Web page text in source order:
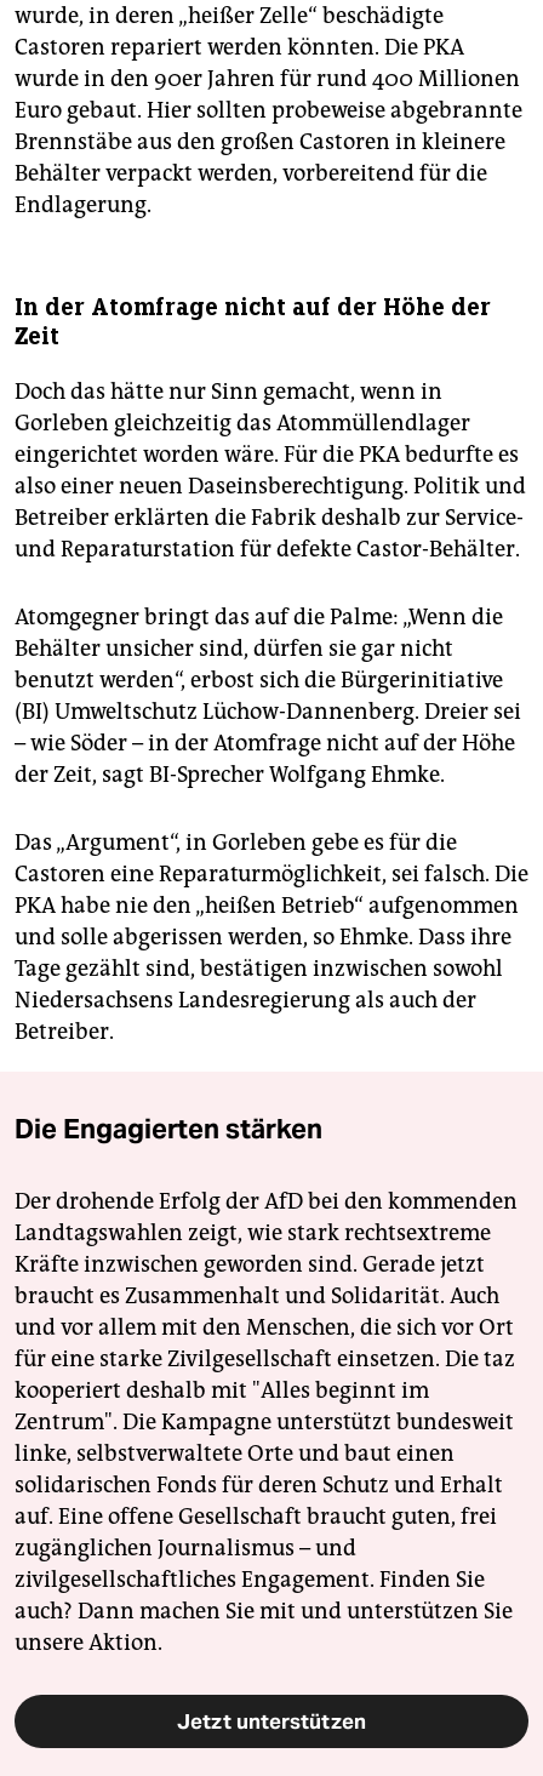
wurde, in deren „heißer Zelle“ beschädigte
Castoren repariert werden könnten. Die PKA
wurde in den 90er Jahren für rund 400 Millionen
Euro gebaut. Hier sollten probeweise abgebrannte
Brennstäbe aus den großen Castoren in kleinere
Behälter verpackt werden, vorbereitend für die
Endlagerung.
In der Atomfrage nicht auf der Höhe der
Zeit
Doch das hätte nur Sinn gemacht, wenn in
Gorleben gleichzeitig das Atommüllendlager
eingerichtet worden wäre. Für die PKA bedurfte es
also einer neuen Daseinsberechtigung. Politik und
Betreiber erklärten die Fabrik deshalb zur Service-
und Reparaturstation für defekte Castor-Behälter.
Atomgegner bringt das auf die Palme: „Wenn die
Behälter unsicher sind, dürfen sie gar nicht
benutzt werden“, erbost sich die Bürgerinitiative
(BI) Umweltschutz Lüchow-Dannenberg. Dreier sei
– wie Söder – in der Atomfrage nicht auf der Höhe
der Zeit, sagt BI-Sprecher Wolfgang Ehmke.
Das „Argument“, in Gorleben gebe es für die
Castoren eine Reparaturmöglichkeit, sei falsch. Die
PKA habe nie den „heißen Betrieb“ aufgenommen
und solle abgerissen werden, so Ehmke. Dass ihre
Tage gezählt sind, bestätigen inzwischen sowohl
Niedersachsens Landesregierung als auch der
Betreiber.
Die Engagierten stärken
Der drohende Erfolg der AfD bei den kommenden
Landtagswahlen zeigt, wie stark rechtsextreme
Kräfte inzwischen geworden sind. Gerade jetzt
braucht es Zusammenhalt und Solidarität. Auch
und vor allem mit den Menschen, die sich vor Ort
für eine starke Zivilgesellschaft einsetzen. Die taz
kooperiert deshalb mit "Alles beginnt im
Zentrum". Die Kampagne unterstützt bundesweit
linke, selbstverwaltete Orte und baut einen
solidarischen Fonds für deren Schutz und Erhalt
auf. Eine offene Gesellschaft braucht guten, frei
zugänglichen Journalismus – und
zivilgesellschaftliches Engagement. Finden Sie
auch? Dann machen Sie mit und unterstützen Sie
unsere Aktion.
Jetzt unterstützen